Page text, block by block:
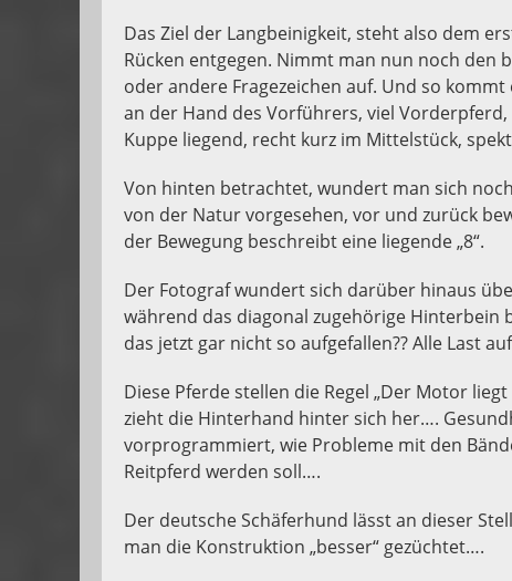
Das Ziel der Langbeinigkeit, steht also dem
Rücken entgegen. Nimmt man nun noch den
oder andere Fragezeichen auf. Und so
an der Hand des Vorführers, viel
Kuppe liegend, recht kurz im Mittelstück,
Von hinten betrachtet, wundert man sich
von der Natur vorgesehen, vor und zurück
der Bewegung beschreibt eine liegende „8“.
Der Fotograf wundert sich darüber hinaus
während das diagonal zugehörige Hinterbein
das jetzt gar nicht so aufgefallen?? Alle Last
Diese Pferde stellen die Regel „Der Motor
zieht die Hinterhand hinter sich her….
vorprogrammiert, wie Probleme mit den
Reitpferd werden soll….
Der deutsche Schäferhund lässt an dieser
man die Konstruktion „besser“ gezüchtet….